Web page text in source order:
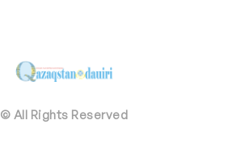
© All Rights Reserved